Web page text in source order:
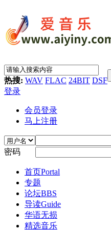
热搜: WAV FLAC 24BIT DSF
登录
会员登录
马上注册
密码
首页Portal
专题
论坛BBS
导读Guide
华语无损
精选音乐